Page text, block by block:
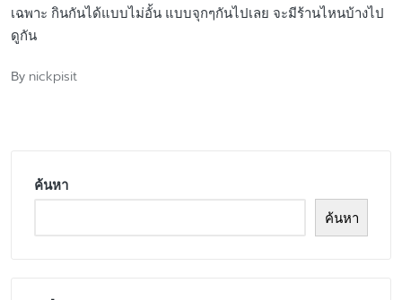
เฉพาะ กินกันได้แบบไม่อั้น แบบจุกๆกันไปเลย จะมีร้านไหนบ้างไป
ดูกัน
Posted
By nickpisit
ค้นหา
ค้นหา